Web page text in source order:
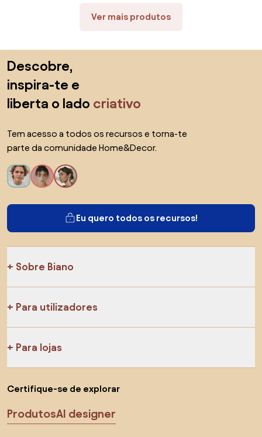
Ver mais produtos
Descobre,
inspira-te e
liberta o lado criativo
Tem acesso a todos os recursos e torna-te
parte da comunidade Home&Decor.
Eu quero todos os recursos!
Sobre Biano
Para utilizadores
Para lojas
Certifique-se de explorar
ProdutosAI designer